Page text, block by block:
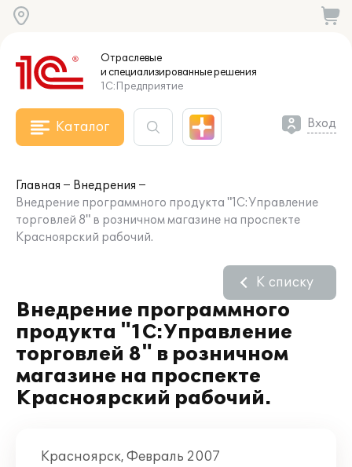
Отраслевые
и специализированныерешения
1С:Предприятие
Каталог Вход
Главная
Внедрения
Внедрение программного продукта "1С:Управление
торговлей 8" в розничном магазине на проспекте
Красноярский рабочий.
Внедрение программного
продукта "1С:Управление
торговлей 8" в розничном
магазине на проспекте
Красноярский рабочий.
К списку
Красноярск, Февраль 2007